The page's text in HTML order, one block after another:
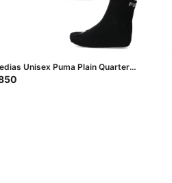
Unisex Puma Plain Quarter
X3 - Negro